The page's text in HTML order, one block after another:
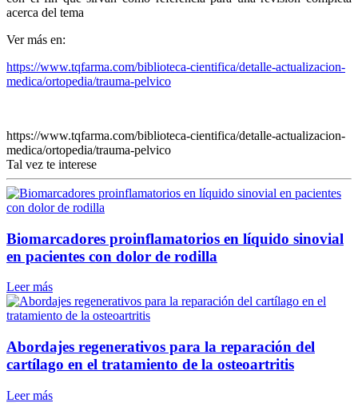
acerca del tema
Ver más en:
https://www.tqfarma.com/biblioteca-cientifica/detalle-actualizacion-
medica/ortopedia/trauma-pelvico
https://www.tqfarma.com/biblioteca-cientifica/detalle-actualizacion-
medica/ortopedia/trauma-pelvico
Tal vez te interese
Biomarcadores proinflamatorios en líquido sinovial
en pacientes con dolor de rodilla
Leer más
Abordajes regenerativos para la reparación del
cartílago en el tratamiento de la osteoartritis
Leer más